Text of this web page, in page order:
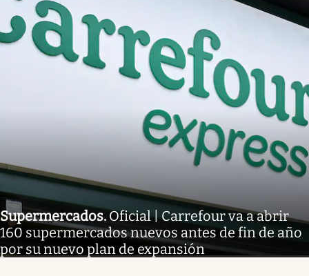
Supermercados. Oficial | Carrefour va a abrir
160 supermercados nuevos antes de fin de año
por su nuevo plan de expansión